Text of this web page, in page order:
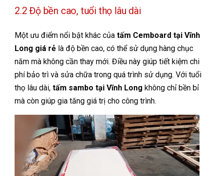
2.2 Độ bền cao, tuổi thọ lâu dài
Một ưu điểm nổi bật khác của tấm Cemboard tại Vĩnh
Long giá rẻ là độ bền cao, có thể sử dụng hàng chục
năm mà không cần thay mới. Điều này giúp tiết kiệm chi
phí bảo trì và sửa chữa trong quá trình sử dụng. Với tuổi
thọ lâu dài, tấm sambo tại Vĩnh Long không chỉ bền bỉ
mà còn giúp gia tăng giá trị cho công trình.